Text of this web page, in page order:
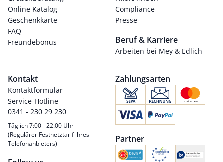
Online Katalog
Geschenkkarte
FAQ
Freundebonus
Compliance
Presse
Beruf & Karriere
Arbeiten bei Mey & Edlich
Kontakt
Kontaktformular
Service-Hotline
0341 - 230 29 230
Täglich 7:00 - 22:00 Uhr
(Regulärer Festnetztarif ihres
Telefonanbieters)
Zahlungsarten
Partner